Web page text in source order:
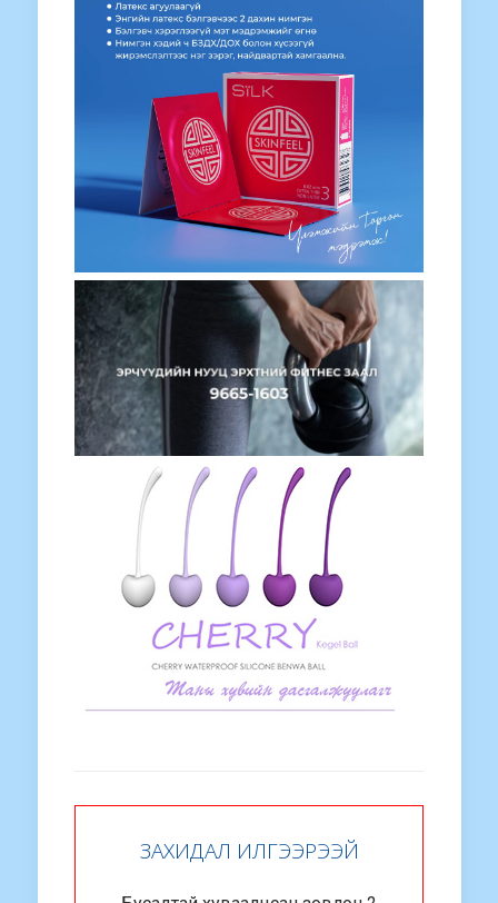
ЗАХИДАЛ ИЛГЭЭРЭЭЙ